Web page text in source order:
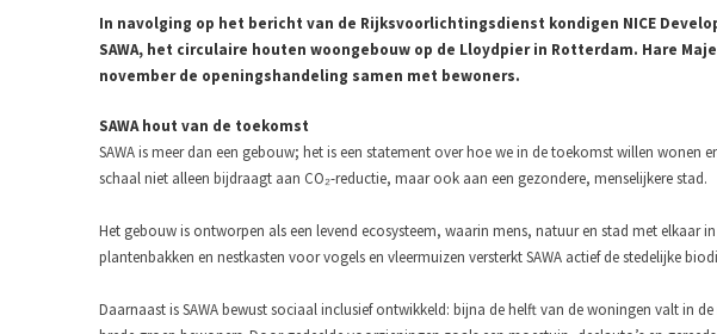
In navolging op het bericht van de Rijksvoorlichtingsdienst kondigen NICE
SAWA, het circulaire houten woongebouw op de Lloydpier in Rotterdam. Hare
november de openingshandeling samen met bewoners.
SAWA hout van de toekomst
SAWA is meer dan een gebouw; het is een statement over hoe we in de toekomst willen
schaal niet alleen bijdraagt aan CO₂-reductie, maar ook aan een gezondere, menselijkere stad.
Het gebouw is ontworpen als een levend ecosysteem, waarin mens, natuur en stad met elkaar
plantenbakken en nestkasten voor vogels en vleermuizen versterkt SAWA actief de stedelijke
Daarnaast is SAWA bewust sociaal inclusief ontwikkeld: bijna de helft van de woningen valt in